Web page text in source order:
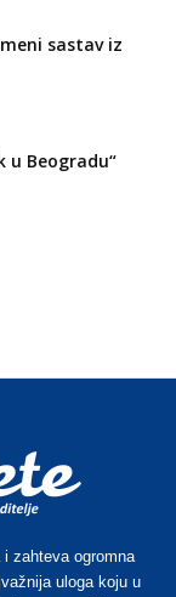
sastav iz
u Beogradu“
zahteva ogromna
uloga koju u